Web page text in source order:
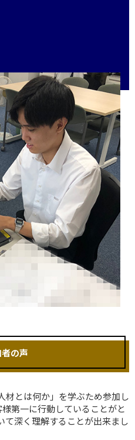
の声
材とは何か」を学ぶため参加し
第一に行動していることがと
て深く理解することが出来まし